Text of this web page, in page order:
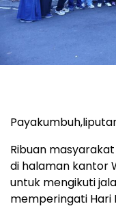
Ribuan
di halaman kantor
untuk mengikuti
memperingati Hari